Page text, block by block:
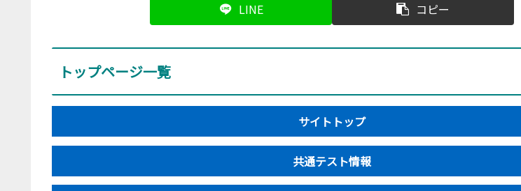
LINE
コピー
トップページ一覧
サイトトップ
共通テスト情報